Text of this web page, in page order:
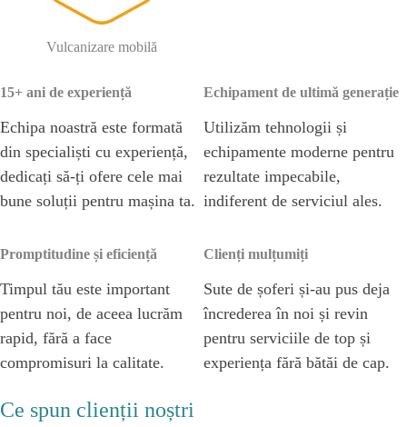
Vulcanizare mobilă
15+ ani de experiență
Echipa noastră este formată
din specialiști cu experiență,
dedicați să-ți ofere cele mai
bune soluții pentru mașina ta.
Echipament de ultimă generație
Utilizăm tehnologii și
echipamente moderne pentru
rezultate impecabile,
indiferent de serviciul ales.
Promptitudine și eficiență
Timpul tău este important
pentru noi, de aceea lucrăm
rapid, fără a face
compromisuri la calitate.
Clienți mulțumiți
Sute de șoferi și-au pus deja
încrederea în noi și revin
pentru serviciile de top și
experiența fără bătăi de cap.
Ce spun clienții noștri